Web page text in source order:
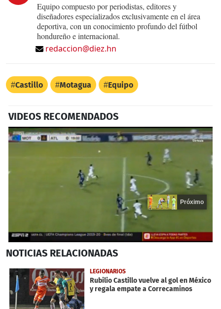
Equipo compuesto por periodistas, editores y
diseñadores especializados exclusivamente en el área
deportiva, con un conocimiento profundo del fútbol
hondureño e internacional.
redaccion@diez.hn
Castillo Motagua Equipo
VIDEOS RECOMENDADOS
seconds
18
seconds
Próximo
NOTICIAS RELACIONADAS
LEGIONARIOS
Rubilio Castillo vuelve al gol en México
y regala empate a Correcaminos